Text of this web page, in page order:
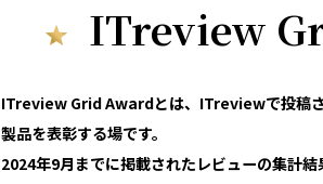
ITreview
ITreview Grid Awardとは、ITreviewで投稿
製品を表彰する場です。
2024年9月までに掲載されたレビューの集計結